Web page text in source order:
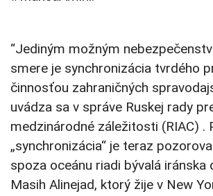
“Jediným možným
smere je synchronizácia tvrdého
činnosťou zahraničných
uvádza sa v správe Ruskej rady
medzinárodné záležitosti (RIAC) .
„synchronizácia“ je teraz
spoza oceánu riadi bývalá iránska
Masih Alinejad, ktorý žije v New